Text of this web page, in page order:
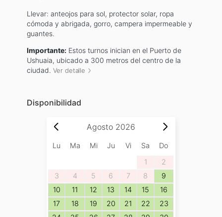
Llevar: anteojos para sol, protector solar, ropa
cómoda y abrigada, gorro, campera impermeable y
guantes.
Importante:Estos turnos inician en el Puerto de
Ushuaia, ubicado a 300 metros del centro de la
ciudad. Ver detalle
Disponibilidad
Agosto 2026
Lu Ma Mi Ju Vi Sa
Do
1
2
3
4 5 6 7 8
9
10
11 12 13 14 15
16
17
18 19 20 21 22
23